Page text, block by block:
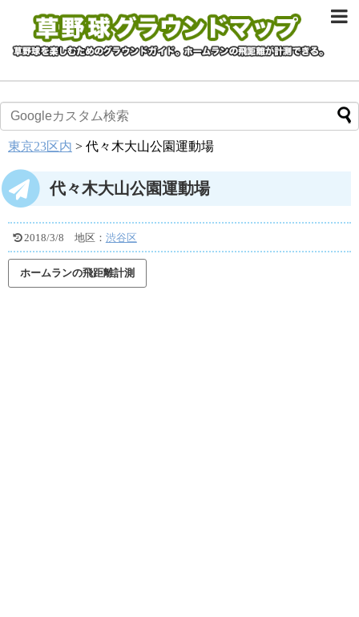
東京23区内 > 代々木大山公園運動場
代々木大山公園運動場
2018/3/8 地区： 渋谷区